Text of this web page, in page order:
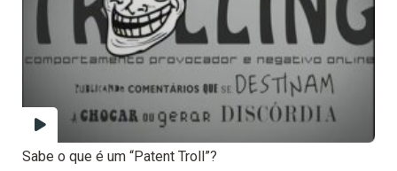
Sabe o que é um “Patent Troll”?